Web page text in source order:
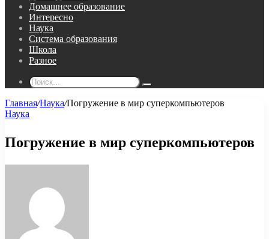
Домашнее образование
Интересно
Наука
Система образования
Школа
Разное
Поиск...
Главная/Наука/Погружение в мир суперкомпьютеров
Наука
Погружение в мир суперкомпьютеров